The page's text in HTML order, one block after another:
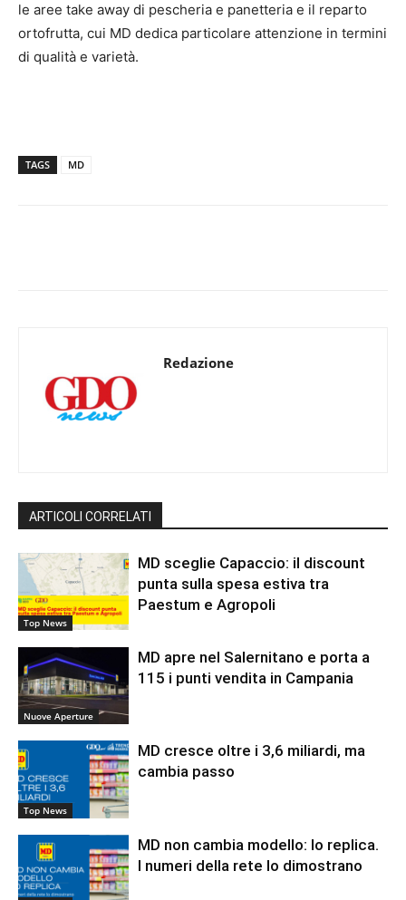
le aree take away di pescheria e panetteria e il reparto
ortofrutta, cui MD dedica particolare attenzione in termini
di qualità e varietà.
TAGS MD
Redazione
ARTICOLI CORRELATI
Top News
MD sceglie Capaccio: il discount
punta sulla spesa estiva tra
Paestum e Agropoli
Nuove Aperture
MD apre nel Salernitano e porta a
115 i punti vendita in Campania
Top News
MD cresce oltre i 3,6 miliardi, ma
cambia passo
MD non cambia modello: lo replica.
I numeri della rete lo dimostrano